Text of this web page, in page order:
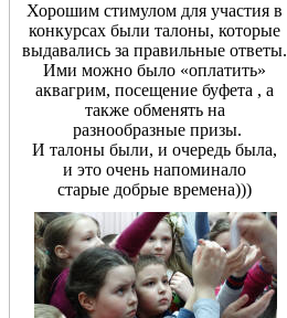
Хорошим стимулом для участия в
конкурсах были талоны, которые
выдавались за правильные ответы.
Ими можно было «оплатить»
аквагрим, посещение буфета , а
также обменять на
разнообразные призы.
И талоны были, и очередь была,
и это очень напоминало
старые добрые времена)))